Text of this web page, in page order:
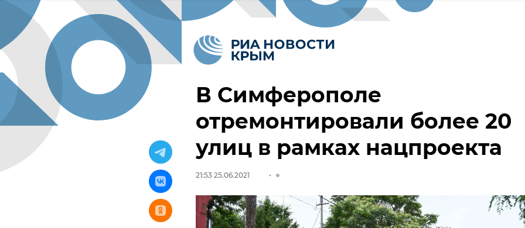
В Симферополе
отремонтировали более 20
улиц в рамках нацпроекта
21:53 25.06.2021